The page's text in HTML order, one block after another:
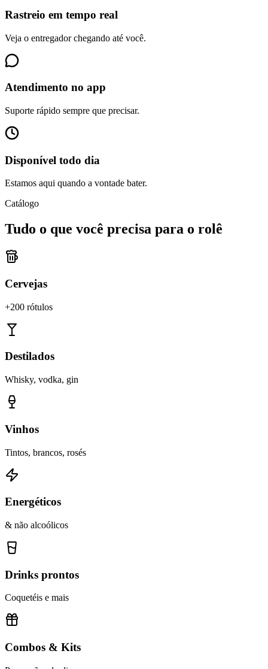
Rastreio em tempo real
Veja o entregador chegando até você.
Atendimento no app
Suporte rápido sempre que precisar.
Disponível todo dia
Estamos aqui quando a vontade bater.
Catálogo
Tudo o que você precisa para o rolê
Cervejas
+200 rótulos
Destilados
Whisky, vodka, gin
Vinhos
Tintos, brancos, rosés
Energéticos
& não alcoólicos
Drinks prontos
Coquetéis e mais
Combos & Kits